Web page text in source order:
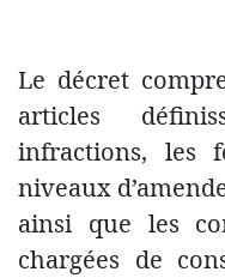
Le décret
articles
infractions, les
niveaux
ainsi que les
chargées de